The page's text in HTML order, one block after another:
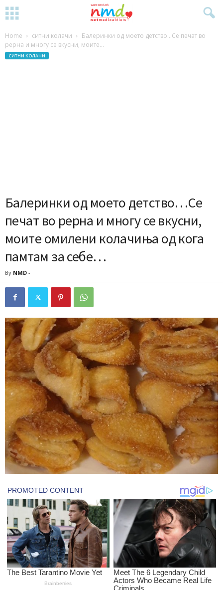
Home ситни колачи
Балеринки од моето детство…Се печат во
рерна и многу се вкусни, моите...
СИТНИ КОЛАЧИ
Балеринки од моето детство…Се
печат во рерна и многу се вкусни,
моите омилени колачиња од кога
памтам за себе…
By NMD -